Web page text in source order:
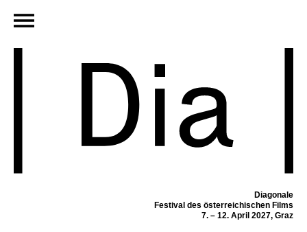
Diagonale
Festival des österreichischen Films
7. – 12. April 2027, Graz